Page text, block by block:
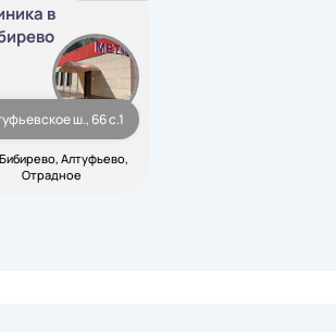
в
ш., 66 с.1
Бибирево, Алтуфьево,
Отрадное